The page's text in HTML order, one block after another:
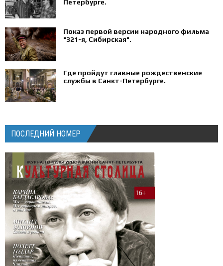
Петербурге‍.
Показ первой версии народного фильма
"321-я, Сибирская".
Где пройдут главные рождественские
службы в Санкт-Петербурге.
ПОСЛЕДНИЙ НОМЕР